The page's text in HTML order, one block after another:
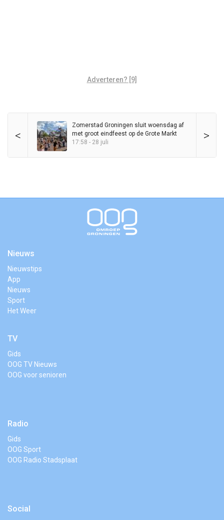
Adverteren? [9]
< >
Zomerstad Groningen sluit woensdag af
met groot eindfeest op de Grote Markt
17:58 - 28 juli
Nieuws
Nieuwstips
App
Nieuws
Sport
Het Weer
TV
Gids
OOG TV Nieuws
OOG voor senioren
Radio
Gids
OOG Sport
OOG Radio Stadsplaat
Social